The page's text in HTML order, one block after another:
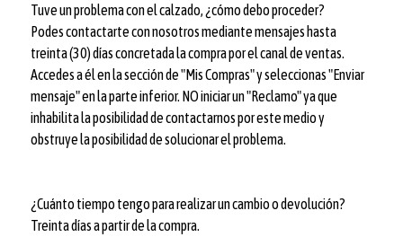
Tuve un problema con el calzado, ¿cómo debo proceder?
Podes contactarte con nosotros mediante mensajes hasta
treinta (30) días concretada la compra por el canal de ventas.
Accedes a él en la sección de "Mis Compras" y seleccionas "Enviar
mensaje" en la parte inferior. NO iniciar un "Reclamo" ya que
inhabilita la posibilidad de contactarnos por este medio y
obstruye la posibilidad de solucionar el problema.
¿Cuánto tiempo tengo para realizar un cambio o devolución?
Treinta días a partir de la compra.